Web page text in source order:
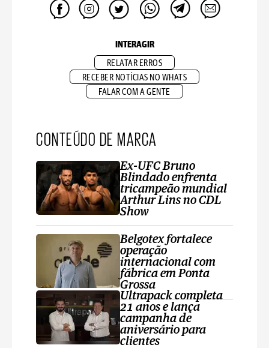
INTERAGIR
RELATAR ERROS
RECEBER NOTÍCIAS NO WHATS
FALAR COM A GENTE
CONTEÚDO DE MARCA
Ex-UFC Bruno
Blindado enfrenta
tricampeão mundial
Arthur Lins no CDL
Show
Belgotex fortalece
operação
internacional com
fábrica em Ponta
Grossa
Ultrapack completa
21 anos e lança
campanha de
aniversário para
clientes